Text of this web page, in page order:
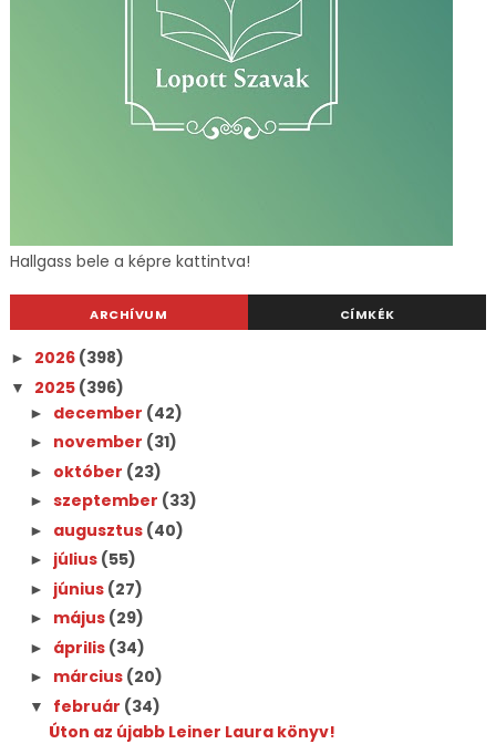
Hallgass bele a képre kattintva!
ARCHÍVUM CÍMKÉK
► 2026 (398)
▼ 2025 (396)
► december (42)
► november (31)
► október (23)
► szeptember (33)
► augusztus (40)
► július (55)
► június (27)
► május (29)
► április (34)
► március (20)
▼ február (34)
Úton az újabb Leiner Laura könyv!